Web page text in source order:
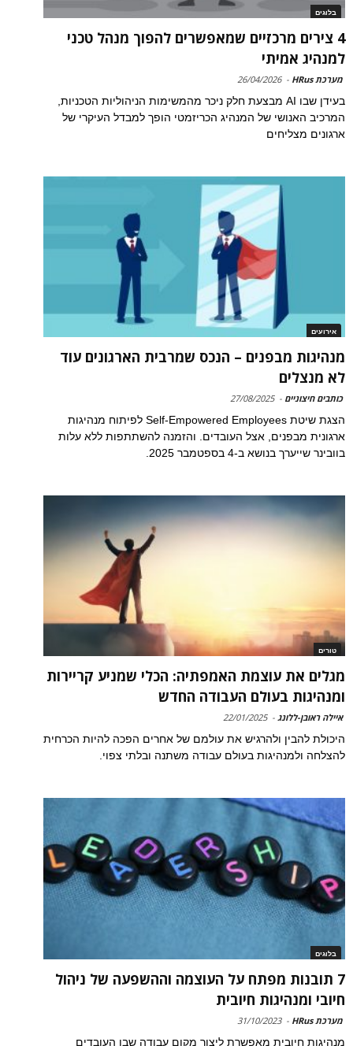
בלוגים
4 צירים מרכזיים שמאפשרים להפוך מנהל טכני
למנהיג אמיתי
מערכת HRus -
26/04/2026
בעידן שבו AI מבצעת חלק ניכר מהמשימות הניהוליות הטכניות,
המרכיב האנושי של המנהיג הכריזמטי הופך למבדל העיקרי של
ארגונים מצליחים
אירועים
מנהיגות מבפנים – הנכס שמרבית הארגונים עוד
לא מנצלים
כותבים חיצוניים -
27/08/2025
הצגת שיטת Self-Empowered Employees לפיתוח מנהיגות
ארגונית מבפנים, אצל העובדים. והזמנה להשתתפות ללא עלות
בוובינר שייערך בנושא ב-4 בספטמבר 2025.
טורים
מגלים את עוצמת האמפתיה: הכלי שמניע קריירות
ומנהיגות בעולם העבודה החדש
איילה ראובן-ללונג -
22/01/2025
היכולת להבין ולהרגיש את עולמם של אחרים הפכה להיות הכרחית
להצלחה ולמנהיגות בעולם עבודה משתנה ובלתי צפוי.
בלוגים
7 תובנות מפתח על העוצמה וההשפעה של ניהול
חיובי ומנהיגות חיובית
מערכת HRus -
31/10/2023
מנהיגות חיובית מאפשרת ליצור מקום עבודה שבו העובדים